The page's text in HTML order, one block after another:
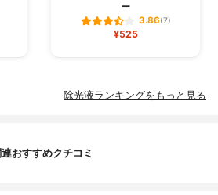
ー
3.86(7)
¥525
除光液ランキングをもっと見る
連おすすめクチコミ